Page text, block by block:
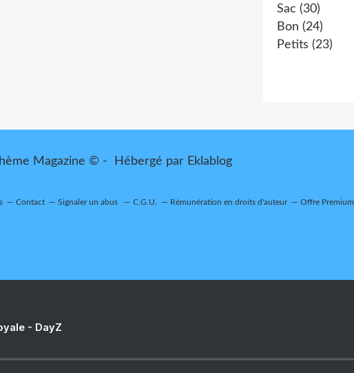
Sac (30)
Bon (24)
Petits (23)
Magazine © - Hébergé par Eklablog
Contact Signaler un abus C.G.U. Rémunération en droits d'auteur Offre Premium
- DayZ